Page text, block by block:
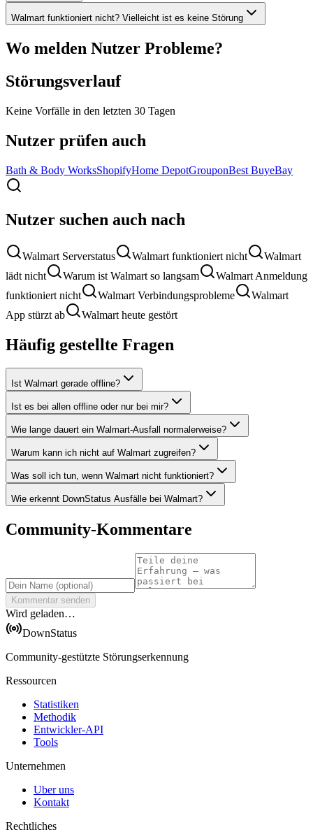
Walmart funktioniert nicht? Vielleicht ist es keine Störung
Wo melden Nutzer Probleme?
Störungsverlauf
Keine Vorfälle in den letzten 30 Tagen
Nutzer prüfen auch
Bath & Body WorksShopifyHome DepotGrouponBest BuyeBay
Nutzer suchen auch nach
Walmart Serverstatus Walmart funktioniert nicht
Walmart
lädt nicht
Warum ist Walmart so langsam
Walmart Anmeldung
funktioniert nicht
Walmart Verbindungsprobleme
Walmart
App stürzt ab
Walmart heute gestört
Häufig gestellte Fragen
Ist Walmart gerade offline?
Ist es bei allen offline oder nur bei mir?
Wie lange dauert ein Walmart-Ausfall normalerweise?
Warum kann ich nicht auf Walmart zugreifen?
Was soll ich tun, wenn Walmart nicht funktioniert?
Wie erkennt DownStatus Ausfälle bei Walmart?
Community-Kommentare
Kommentar senden
Wird geladen…
DownStatus
Community-gestützte Störungserkennung
Ressourcen
Statistiken
Methodik
Entwickler-API
Tools
Unternehmen
Uber uns
Kontakt
Rechtliches